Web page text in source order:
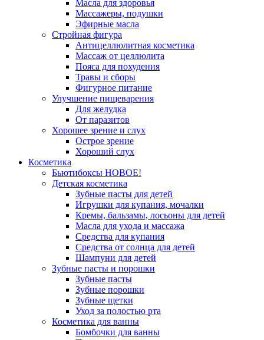
Масла для здоровья
Массажеры, подушки
Эфирные масла
Стройная фигура
Антицеллюлитная косметика
Массаж от целлюлита
Пояса для похудения
Травы и сборы
Фигурное питание
Улучшение пищеварения
Для желудка
От паразитов
Хорошее зрение и слух
Острое зрение
Хороший слух
Косметика
Бьютибоксы НОВОЕ!
Детская косметика
Зубные пасты для детей
Игрушки для купания, мочалки
Кремы, бальзамы, лосьоны для детей
Масла для ухода и массажа
Средства для купания
Средства от солнца для детей
Шампуни для детей
Зубные пасты и порошки
Зубные пасты
Зубные порошки
Зубные щетки
Уход за полостью рта
Косметика для ванны
Бомбочки для ванны